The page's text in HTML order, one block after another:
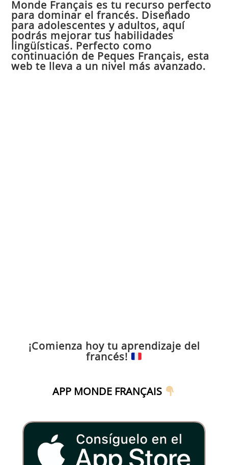
Monde Français es tu recurso perfecto
para dominar el francés. Diseñado
para adolescentes y adultos, aquí
podrás mejorar tus habilidades
lingüísticas. Perfecto como
continuación de Peques Français, esta
web te lleva a un nivel más avanzado.
¡Comienza hoy tu aprendizaje del
francés!
APP MONDE FRANÇAIS